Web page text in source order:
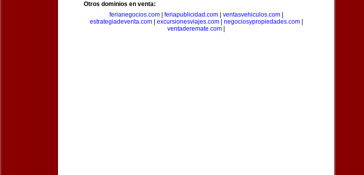
Otros dominios en venta:
ferianegocios.com| feriapublicidad.com| ventasvehiculos.com|
estrategiadeventa.com| excursionesviajes.com| negociosypropiedades.com|
ventaderemate.com